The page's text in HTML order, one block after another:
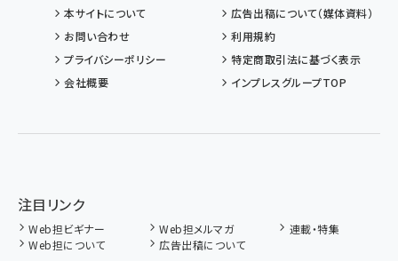
本サイトについて
広告出稿について（媒体資料）
お問い合わせ
利用規約
プライバシーポリシー
特定商取引法に基づく表示
会社概要
インプレスグループTOP
注目リンク
Web担ビギナー Web担メルマガ
連載・特集
Web担について
広告出稿について